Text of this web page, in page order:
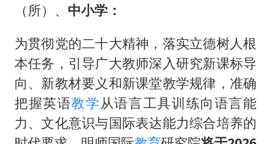
酒店回应车内过夜被收150元
上半年国内手机销量TOP30出炉
梁家辉百花奖演讲落泪
人民的健康、体质、幸福一脉相承
（所）、 中小学：
为贯彻党的二十大精神，落实立德树人根
本任务，引导广大教师深入研究新课标导
向、新教材要义和新课堂教学规律，准确
把握英语教学 从语言工具训练向语言能
力、文化意识与国际表达能力综合培养的